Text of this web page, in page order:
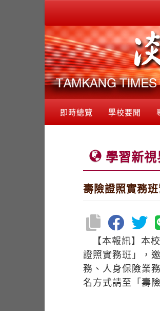
即時總覽 學校要聞
學習新
壽險證照實務
【本報訊】本
證照實務班」，
務、人身保險業
名方式請至「壽